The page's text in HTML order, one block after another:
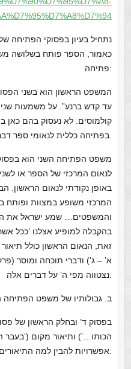
כאמור, הספר פותח בשלושה
פתיחה:
המשפט הראשון הוא בשני
עד קדש ברנע”. על משמעות
קולמוסים. לא נעסוק בהם כאן
משפט הפתיחה השני הוא
לנאום המרכזי של הספר או
באופן נקודתי לנאום הראשון.
המרכזי משופע במצוות ופותח
והמשפטים… שמע ישראל את
בהקבלה למופיע אצלנו ‘ככל
זאת, הנאום הראשון כולל
א’ – ג’) ודברי תוכחה ומוסר
ב. גבולותיו של משפט הפתיחה
בפסוק ד’ ובחלק הראשון של
הכותו…’) ותיאור מקום (‘בעבר
אפשרויות להבין למה התיאורים מתייחסים: